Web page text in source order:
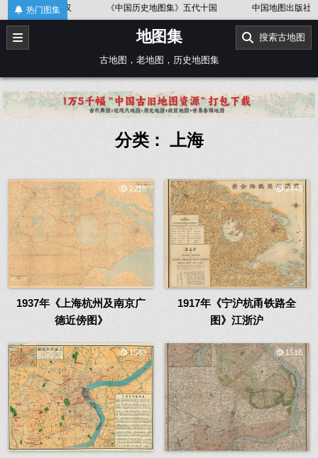
Skip
to
content
热门图集
《中国历史地图集》五代十国 中国地图出版社《世界历史地图集》
地图集
古地图，老地图，历史地图集
搜索古地图
分类： 上海
2218
1937年《上海杭州及南京广
德近傍图》
2445
1917年《宁沪杭甬铁路全
图》江浙沪
1583 1516